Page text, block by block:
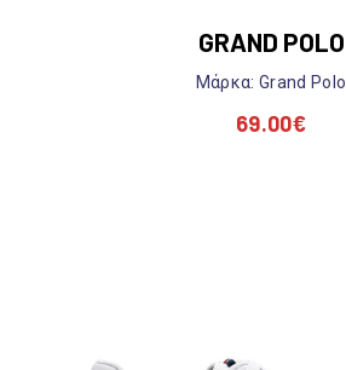
GRAND POLO
Mάρκα: Grand Polo
69.00€